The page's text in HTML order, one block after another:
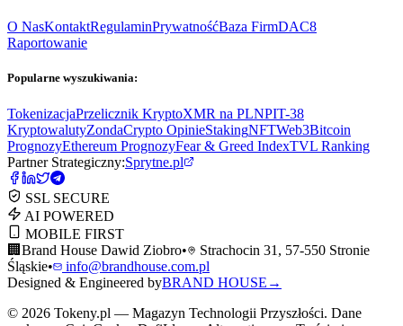
O NasKontaktRegulaminPrywatnośćBaza FirmDAC8
Raportowanie
Popularne wyszukiwania:
TokenizacjaPrzelicznik KryptoXMR na PLNPIT-38
KryptowalutyZondaCrypto OpinieStakingNFTWeb3Bitcoin
PrognozyEthereum PrognozyFear & Greed IndexTVL Ranking
Partner Strategiczny:Sprytne.pl
SSL SECURE
AI POWERED
MOBILE FIRST
🏢 Brand House Dawid Ziobro•
Strachocin 31, 57-550 Stronie
Śląskie•
info@brandhouse.com.pl
Designed & Engineered byBRAND HOUSE →
© 2026 Tokeny.pl — Magazyn Technologii Przyszłości. Dane